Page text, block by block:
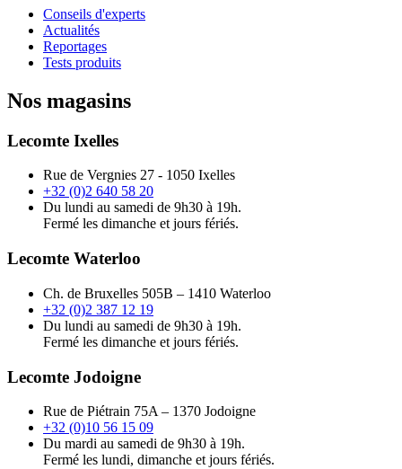
Conseils d'experts
Actualités
Reportages
Tests produits
Nos magasins
Lecomte Ixelles
Rue de Vergnies 27 - 1050 Ixelles
+32 (0)2 640 58 20
Du lundi au samedi de 9h30 à 19h.
Fermé les dimanche et jours fériés.
Lecomte Waterloo
Ch. de Bruxelles 505B – 1410 Waterloo
+32 (0)2 387 12 19
Du lundi au samedi de 9h30 à 19h.
Fermé les dimanche et jours fériés.
Lecomte Jodoigne
Rue de Piétrain 75A – 1370 Jodoigne
+32 (0)10 56 15 09
Du mardi au samedi de 9h30 à 19h.
Fermé les lundi, dimanche et jours fériés.